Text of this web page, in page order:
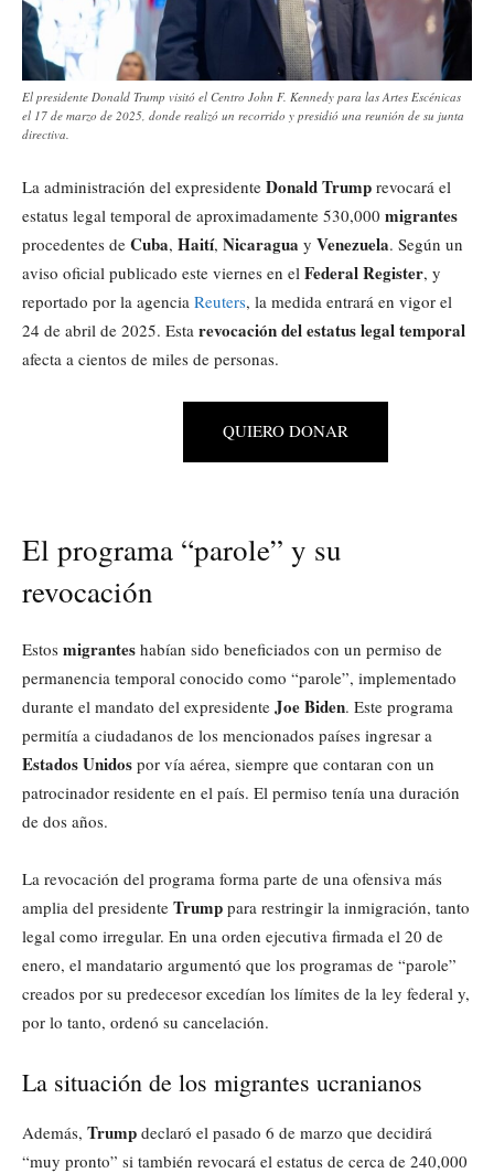
El presidente Donald Trump visitó el Centro John F. Kennedy para las Artes Escénicas
el 17 de marzo de 2025, donde realizó un recorrido y presidió una reunión de su junta
directiva.
La administración del expresidente Donald Trump revocará el
estatus legal temporal de aproximadamente 530,000 migrantes
procedentes de Cuba, Haití, Nicaragua y Venezuela. Según un
aviso oficial publicado este viernes en el Federal Register, y
reportado por la agencia Reuters, la medida entrará en vigor el
24 de abril de 2025. Esta revocación del estatus legal temporal
afecta a cientos de miles de personas.
QUIERO DONAR
El programa “parole” y su
revocación
Estos migrantes habían sido beneficiados con un permiso de
permanencia temporal conocido como “parole”, implementado
durante el mandato del expresidente Joe Biden. Este programa
permitía a ciudadanos de los mencionados países ingresar a
Estados Unidos por vía aérea, siempre que contaran con un
patrocinador residente en el país. El permiso tenía una duración
de dos años.
La revocación del programa forma parte de una ofensiva más
amplia del presidente Trump para restringir la inmigración, tanto
legal como irregular. En una orden ejecutiva firmada el 20 de
enero, el mandatario argumentó que los programas de “parole”
creados por su predecesor excedían los límites de la ley federal y,
por lo tanto, ordenó su cancelación.
La situación de los migrantes ucranianos
Además, Trump declaró el pasado 6 de marzo que decidirá
“muy pronto” si también revocará el estatus de cerca de 240,000